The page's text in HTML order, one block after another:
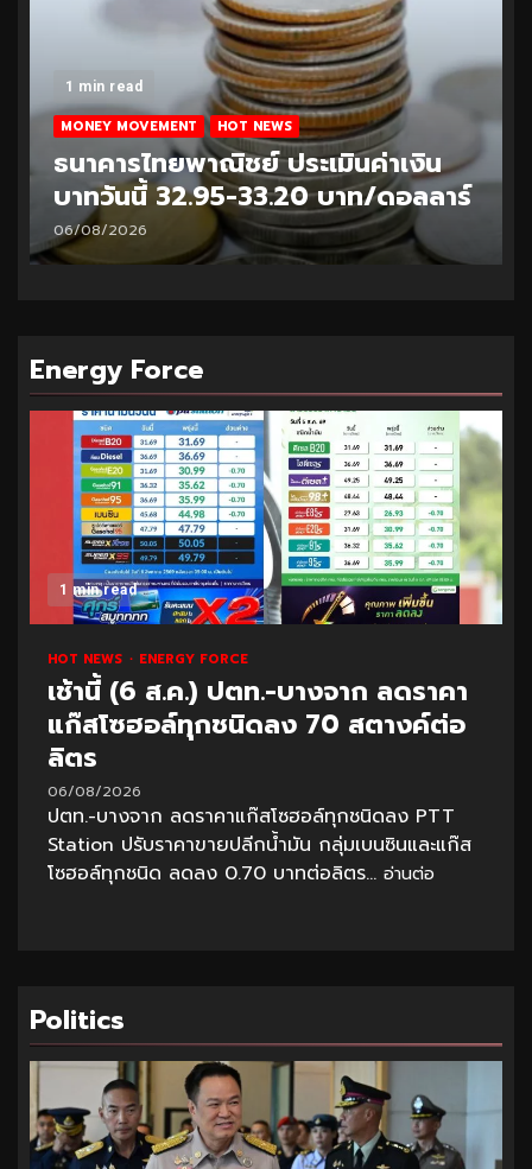
1 min read
MONEY MOVEMENT HOT NEWS
ธนาคารไทยพาณิชย์ ประเมินค่าเงิน
บาทวันนี้ 33.10-33.35 บาท/ดอลลาร์
05/08/2026
Energy Force
1 min read
HOT NEWS ENERGY FORCE
เช้านี้ (6 ส.ค.) ปตท.-บางจาก ลดราคา
แก๊สโซฮอล์ทุกชนิดลง 70 สตางค์ต่อ
ลิตร
06/08/2026
ปตท.-บางจาก ลดราคาแก๊สโซฮอล์ทุกชนิดลง PTT
Station ปรับราคาขายปลีกน้ำมัน กลุ่มเบนซินและแก๊ส
โซฮอล์ทุกชนิด ลดลง 0.70 บาทต่อลิตร... อ่านต่อ
Politics